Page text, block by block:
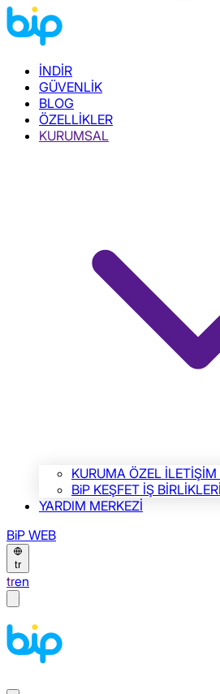
İNDİR
GÜVENLİK
BLOG
ÖZELLİKLER
KURUMSAL
KURUMA ÖZEL
BiP KEŞFET İŞ BİRLİKLERİ
YARDIM MERKEZİ
BiP WEB
tr
tren